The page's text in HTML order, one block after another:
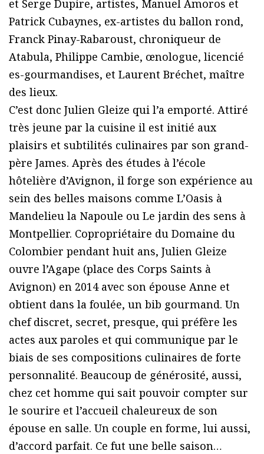
et Serge Dupire, artistes, Manuel Amoros et
Patrick Cubaynes, ex-artistes du ballon rond,
Franck Pinay-Rabaroust, chroniqueur de
Atabula, Philippe Cambie, œnologue, licencié
es-gourmandises, et Laurent Bréchet, maître
des lieux.
C’est donc Julien Gleize qui l’a emporté. Attiré
très jeune par la cuisine il est initié aux
plaisirs et subtilités culinaires par son grand-
père James. Après des études à l’école
hôtelière d’Avignon, il forge son expérience au
sein des belles maisons comme L’Oasis à
Mandelieu la Napoule ou Le jardin des sens à
Montpellier. Copropriétaire du Domaine du
Colombier pendant huit ans, Julien Gleize
ouvre l’Agape (place des Corps Saints à
Avignon) en 2014 avec son épouse Anne et
obtient dans la foulée, un bib gourmand. Un
chef discret, secret, presque, qui préfère les
actes aux paroles et qui communique par le
biais de ses compositions culinaires de forte
personnalité. Beaucoup de générosité, aussi,
chez cet homme qui sait pouvoir compter sur
le sourire et l’accueil chaleureux de son
épouse en salle. Un couple en forme, lui aussi,
d’accord parfait. Ce fut une belle saison…